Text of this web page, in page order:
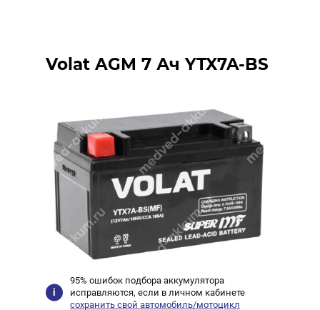
Volat AGM 7 Ач YTX7A-BS
95% ошибок подбора аккумулятора
исправляются, если в личном кабинете
сохранить свой автомобиль/мотоцикл